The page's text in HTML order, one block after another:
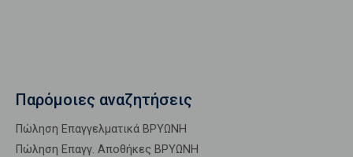
Παρόμοιες αναζητήσεις
Πώληση Επαγγελματικά ΒΡΥΩΝΗ
Πώληση Επαγγ. Αποθήκες ΒΡΥΩΝΗ